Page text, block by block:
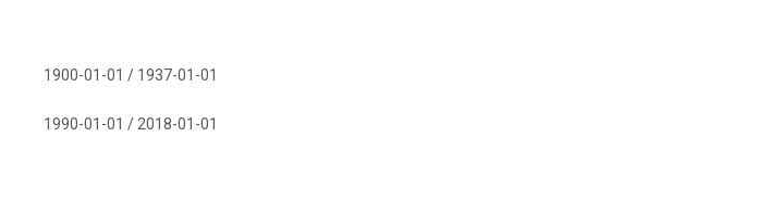
1900-01-01 / 1937-01-01
1990-01-01 / 2018-01-01